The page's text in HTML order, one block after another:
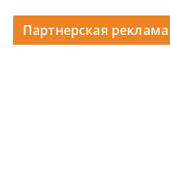
Партнерская реклама